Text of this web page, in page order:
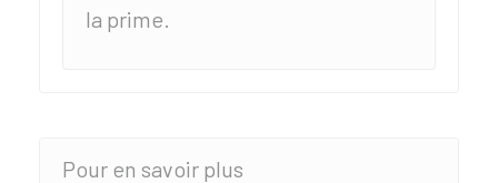
la prime.
Pour en savoir plus